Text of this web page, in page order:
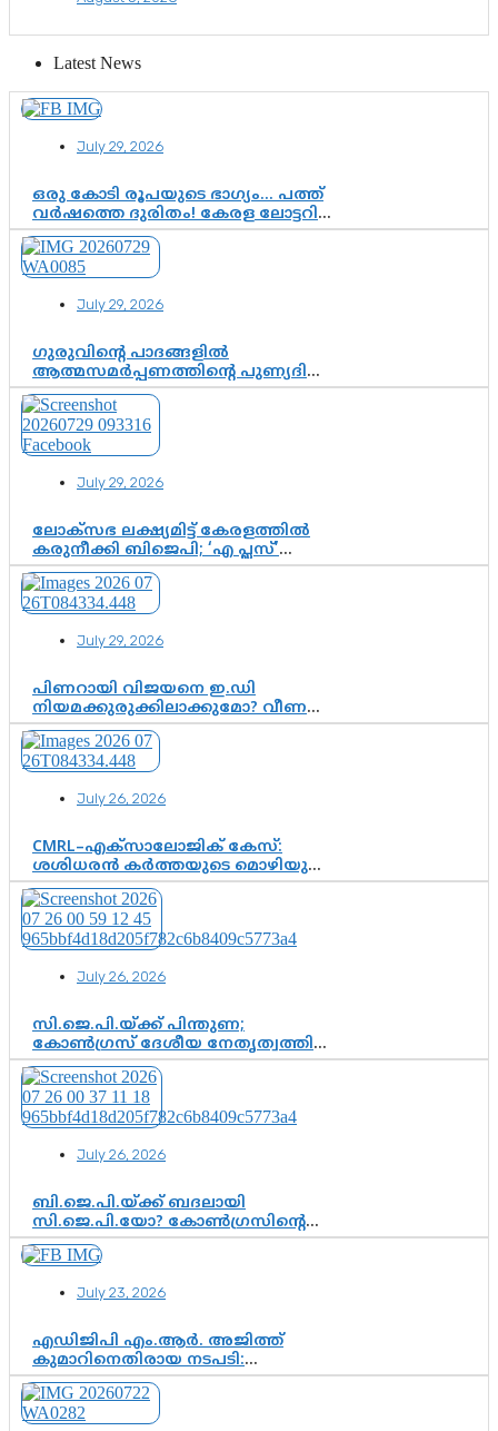
Latest News
July 29, 2026
ഒരു കോടി രൂപയുടെ ഭാഗ്യം… പത്ത്
വർഷത്തെ ദുരിതം! കേരള ലോട്ടറി
സംവിധാനത്തെ ചോദ്യം ചെയ്ത്
കോയയുടെ പോരാട്ടം
July 29, 2026
ഗുരുവിന്റെ പാദങ്ങളിൽ
ആത്മസമർപ്പണത്തിന്റെ പുണ്യദിനം;
മാതാ അമൃതാനന്ദമയി മഠത്തിൽ
ഭക്തിസാന്ദ്രമായി ഗുരുപൂർണിമ
ആഘോഷം
July 29, 2026
ലോക്സഭ ലക്ഷ്യമിട്ട് കേരളത്തിൽ
കരുനീക്കി ബിജെപി; ‘എ പ്ലസ്’
മണ്ഡലങ്ങളിൽ പ്രമുഖരെ ഇറക്കി
കേന്ദ്രനേതൃത്വം, തിരുവനന്തപുരത്ത്
രാജീവ് ചന്ദ്രശേഖർ, ആറ്റിങ്ങലിൽ
ശോഭാ സുരേന്ദ്രൻ..
July 29, 2026
പിണറായി വിജയനെ ഇ.ഡി
നിയമക്കുരുക്കിലാക്കുമോ? വീണ
വിജയൻ മാപ്പുസാക്ഷിയാകുമോ?
കർത്തയുടെ മൊഴി നിർണായക
വഴിത്തിരിവാകുമോ?
July 26, 2026
CMRL–എക്‌സാലോജിക് കേസ്:
ശശിധരൻ കർത്തയുടെ മൊഴിയുടെ
അടിസ്ഥാനത്തിൽ പിണറായി
വിജയനെ ചോദ്യം ചെയ്യുന്നതിൽ ഉടൻ
തീരുമാനം; വീണയ്‌ക്കെതിരെ
കൂടുതൽ തെളിവുകൾ പരിശോധിച്ച്
July 26, 2026
സി.ജെ.പി.യ്ക്ക് പിന്തുണ;
കോൺഗ്രസ് ദേശീയ നേതൃത്വത്തിൽ
ആശങ്കയോ? പാർട്ടിക്കുള്ളിൽ
ഭിന്നാഭിപ്രായമെന്ന വിലയിരുത്തൽ
July 26, 2026
ബി.ജെ.പി.യ്ക്ക് ബദലായി
സി.ജെ.പി.യോ? കോൺഗ്രസിന്റെ
രാഷ്ട്രീയ ഇടം കൈവശപ്പെടുത്താൻ
സിജെപി ഉയർന്നുകഴിഞ്ഞോ?
വഴിത്തിരിവ്
July 23, 2026
എഡിജിപി എം.ആർ. അജിത്ത്
കുമാറിനെതിരായ നടപടി:
സസ്പെൻഷനിൽ ഒതുങ്ങുമോ,
അതോ കൂടുതൽ കടുത്ത
നടപടികളിലേക്കോ?